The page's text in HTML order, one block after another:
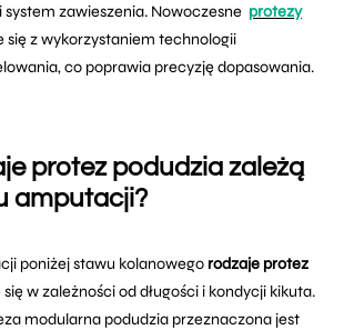
system zawieszenia. Nowoczesne protezy
się z wykorzystaniem technologii
co poprawia precyzję dopasowania.
protez podudzia zależą
amputacji?
poniżej stawu kolanowego rodzaje protez
w zależności od długości i kondycji kikuta.
modularna podudzia przeznaczona jest